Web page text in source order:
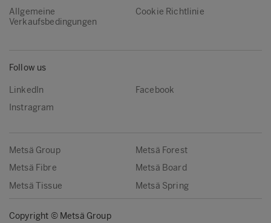
Allgemeine
Verkaufsbedingungen
Cookie Richtlinie
Follow us
LinkedIn
Facebook
Instragram
Metsä Group
Metsä Forest
Metsä Fibre
Metsä Board
Metsä Tissue
Metsä Spring
Copyright © Metsä Group